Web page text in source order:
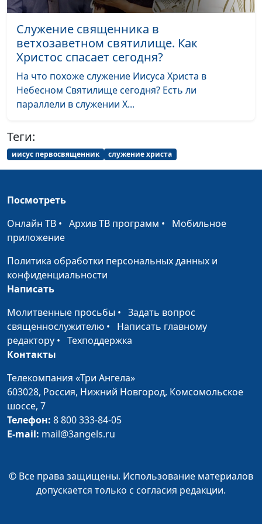
Варнавская
День Божьего суда и
Второе пришествие
Христа
Юлия Уткина,
Александр Камнев,
пресвитер церкви
Варнавская
Грех и Божий суд.
осуждение?
и Елена
Варнавская
народ на плечах. Как это
и Елена
Как наша молитва
доходит до Бога?
Юлия Уткина,
и Елена
Варнавская
Вы – свет мира. Как
служение Христа
помогает нам быть этим
светом?
и Елена
Служение священника в
ветхозаветном
спасает сегодня?
Служение священника в
ветхозаветном святилище. Как
Христос спасает сегодня?
На что похоже служение Иисуса Христа в
Небесном Святилище сегодня? Есть ли
параллели в служении Х...
Теги:
иисус первосвященник служение христа
Посмотреть
Онлайн ТВ • Архив ТВ программ • Мобильное
приложение
Политика обработки персональных данных и
конфиденциальности
Написать
Молитвенные просьбы • Задать вопрос
священнослужителю • Написать главному
редактору • Техподдержка
Контакты
Телекомпания «Три Ангела»
603028, Россия, Нижний Новгород, Комсомольское
шоссе, 7
Телефон: 8 800 333-84-05
E-mail: mail@3angels.ru
© Все права защищены. Использование материалов
допускается только с согласия редакции.